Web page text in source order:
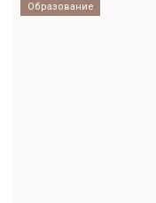
Образование